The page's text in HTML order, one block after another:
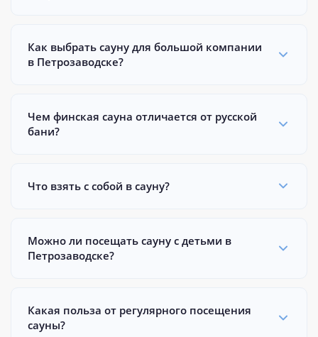
Как выбрать сауну для большой компании
в Петрозаводске?
Чем финская сауна отличается от русской
бани?
Что взять с собой в сауну?
Можно ли посещать сауну с детьми в
Петрозаводске?
Какая польза от регулярного посещения
сауны?